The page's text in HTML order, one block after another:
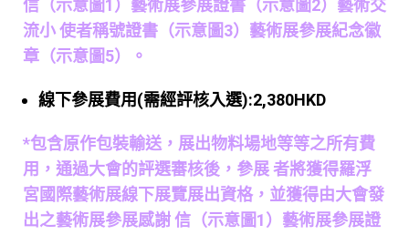
信（示意圖1）藝術展參展證書（示意圖2）藝術交
流小 使者稱號證書（示意圖3）藝術展參展紀念徽
章（示意圖5）。
線下參展費用(需經評核入選):2,380HKD
*包含原作包裝輸送，展出物料場地等等之所有費
用，通過大會的評選審核後，參展 者將獲得羅浮
宮國際藝術展線下展覽展出資格，並獲得由大會發
出之藝術展參展感謝 信（示意圖1）藝術展參展證